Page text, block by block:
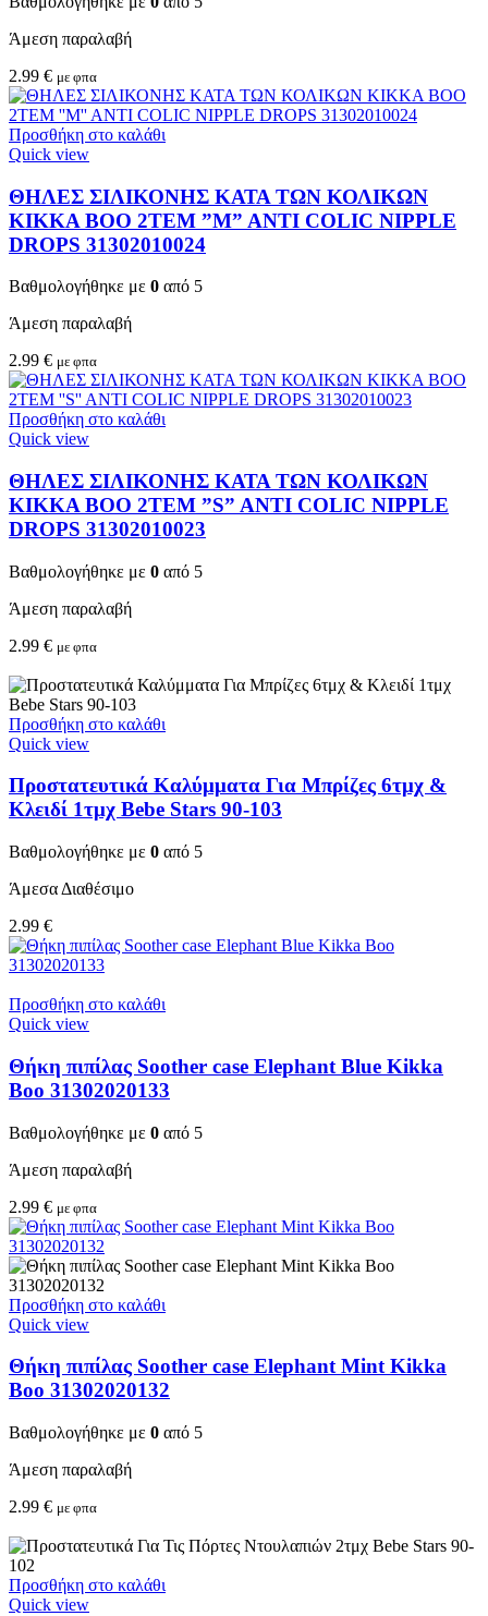
Άμεση παραλαβή
2.99 € με φπα
Προσθήκη στο καλάθι
Quick view
ΘΗΛΕΣ ΣΙΛΙΚΟΝΗΣ ΚΑΤΑ ΤΩΝ ΚΟΛΙΚΩΝ
KIKKA BOO 2TEM ”M” ANTI COLIC NIPPLE
DROPS 31302010024
Βαθμολογήθηκε με 0 από 5
Άμεση παραλαβή
2.99 € με φπα
Προσθήκη στο καλάθι
Quick view
ΘΗΛΕΣ ΣΙΛΙΚΟΝΗΣ ΚΑΤΑ ΤΩΝ ΚΟΛΙΚΩΝ
KIKKA BOO 2TEM ”S” ANTI COLIC NIPPLE
DROPS 31302010023
Βαθμολογήθηκε με 0 από 5
Άμεση παραλαβή
2.99 € με φπα
Προσθήκη στο καλάθι
Quick view
Προστατευτικά Καλύμματα Για Μπρίζες 6τμχ &
Κλειδί 1τμχ Bebe Stars 90-103
Βαθμολογήθηκε με 0 από 5
Άμεσα Διαθέσιμο
2.99 €
Προσθήκη στο καλάθι
Quick view
Θήκη πιπίλας Soother case Elephant Blue Kikka
Boo 31302020133
Βαθμολογήθηκε με 0 από 5
Άμεση παραλαβή
2.99 € με φπα
Προσθήκη στο καλάθι
Quick view
Θήκη πιπίλας Soother case Elephant Mint Kikka
Boo 31302020132
Βαθμολογήθηκε με 0 από 5
Άμεση παραλαβή
2.99 € με φπα
Προσθήκη στο καλάθι
Quick view